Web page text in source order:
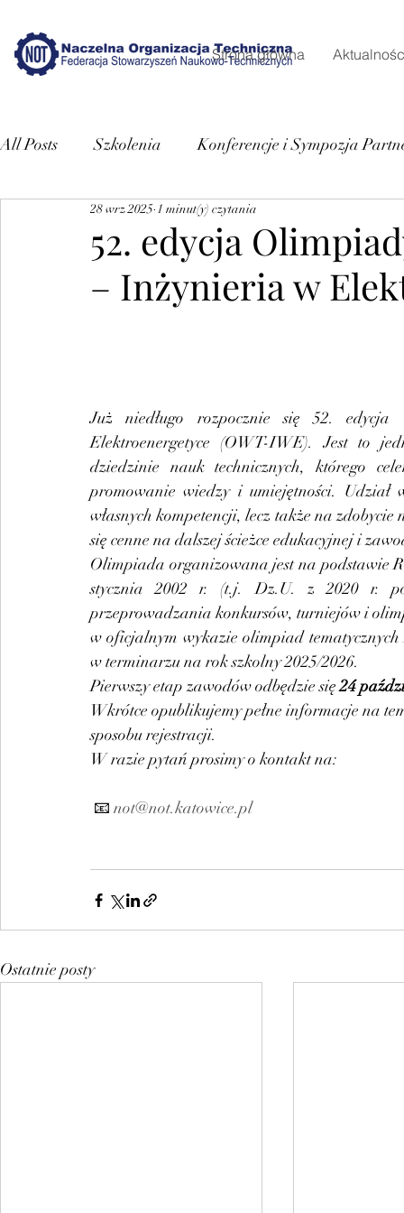
Strona główna
All Posts Szkolenia Konferencje i Sympozja
52. edycja
– Inżynieria w
28 wrz 2025 1 minut(y) czytania
Już niedługo rozpocznie się 52.
Elektroenergetyce (OWT-IWE). Jest to
dziedzinie nauk technicznych, którego
promowanie wiedzy i umiejętności.
własnych kompetencji, lecz także na
się cenne na dalszej ścieżce edukacyjnej i
Olimpiada organizowana jest na podstawie
stycznia 2002 r. (t.j. Dz.U. z 2020 r.
przeprowadzania konkursów, turniejów i
w oficjalnym wykazie olimpiad
w terminarzu na rok szkolny 2025/2026.
Pierwszy etap zawodów odbędzie się 24
Wkrótce opublikujemy pełne informacje na
sposobu rejestracji.
W razie pytań prosimy o kontakt na:
📧 not@not.katowice.pl
Ostatnie posty